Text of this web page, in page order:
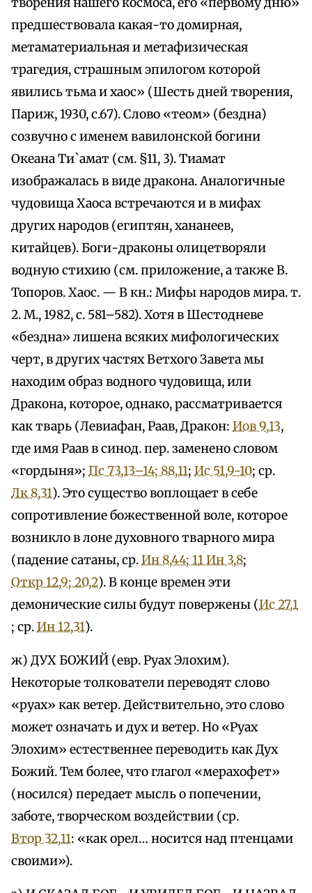
предшествовала какая-то домирная,
метаматериальная и метафизическая
трагедия, страшным эпилогом которой
явились тьма и хаос» (Шесть дней творения,
Париж, 1930, с.67). Слово «теом» (бездна)
созвучно с именем вавилонской богини
Океана Ти`амат (см. §11, 3). Тиамат
изображалась в виде дракона. Аналогичные
чудовища Хаоса встречаются и в мифах
других народов (египтян, хананеев,
китайцев). Боги-драконы олицетворяли
водную стихию (см. приложение, а также В.
Топоров. Хаос. — В кн.: Мифы народов мира. т.
2. М., 1982, с. 581–582). Хотя в Шестодневе
«бездна» лишена всяких мифологических
черт, в других частях Ветхого Завета мы
находим образ водного чудовища, или
Дракона, которое, однако, рассматривается
как тварь (Левиафан, Раав, Дракон: Иов 9,13,
где имя Раав в синод. пер. заменено словом
«гордыня»; Пс 73,13–14; 88,11; Ис 51,9-10; ср.
Лк 8,31). Это существо воплощает в себе
сопротивление божественной воле, которое
возникло в лоне духовного тварного мира
(падение сатаны, ср.Ин 8,44; 11 Ин 3,8;
Откр 12,9; 20,2). В конце времен эти
демонические силы будут повержены (Ис 27,1
; ср.Ин 12,31).
ж) ДУХ БОЖИЙ (евр. Руах Элохим).
Некоторые толкователи переводят слово
«руах» как ветер. Действительно, это слово
может означать и дух и ветер. Но «Руах
Элохим» естественнее переводить как Дух
Божий. Тем более, что глагол «мерахофет»
(носился) передает мысль о попечении,
заботе, творческом воздействии (ср.
Втор 32,11: «как орел… носится над птенцами
своими»).